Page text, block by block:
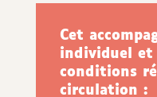
Cet
individuel et
conditions
circulation :